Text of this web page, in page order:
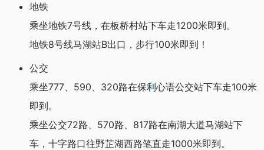
地铁
乘坐地铁7号线，在板桥村站下车走1200米即到。
地铁8号线马湖站B出口，步行100米即到！
公交
乘坐777、590、320路在保利心语公交站下车走100米
即到。
乘坐公交72路、570路、817路在南湖大道马湖站下
车，十字路口往野芷湖西路笔直走1000米即到。